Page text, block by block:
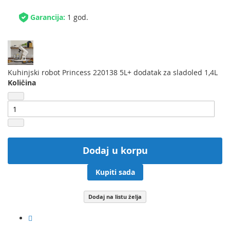
Garancija: 1 god.
Kuhinjski robot Princess 220138 5L+ dodatak za sladoled 1,4L
Količina
Dodaj u korpu
Kupiti sada
Dodaj na listu želja